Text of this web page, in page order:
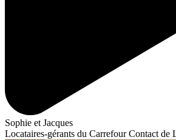
Sophie et Jacques
Locataires-gérants du Carrefour Contact de